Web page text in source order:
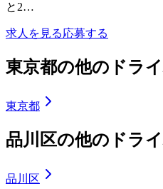
と2…
求人を見る応募する
東京都の他のドラ
東京都
品川区の他のドラ
品川区